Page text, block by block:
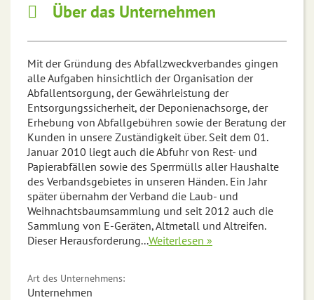
Über das Unternehmen
Mit der Gründung des Abfallzweckverbandes gingen
alle Aufgaben hinsichtlich der Organisation der
Abfallentsorgung, der Gewährleistung der
Entsorgungssicherheit, der Deponienachsorge, der
Erhebung von Abfallgebühren sowie der Beratung der
Kunden in unsere Zuständigkeit über. Seit dem 01.
Januar 2010 liegt auch die Abfuhr von Rest- und
Papierabfällen sowie des Sperrmülls aller Haushalte
des Verbandsgebietes in unseren Händen. Ein Jahr
später übernahm der Verband die Laub- und
Weihnachtsbaumsammlung und seit 2012 auch die
Sammlung von E-Geräten, Altmetall und Altreifen.
Dieser Herausforderung...Weiterlesen »
Art des Unternehmens:
Unternehmen